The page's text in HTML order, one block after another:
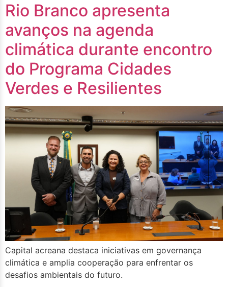
Rio Branco apresenta
avanços na agenda
climática durante encontro
do Programa Cidades
Verdes e Resilientes
Capital acreana destaca iniciativas em governança
climática e amplia cooperação para enfrentar os
desafios ambientais do futuro.